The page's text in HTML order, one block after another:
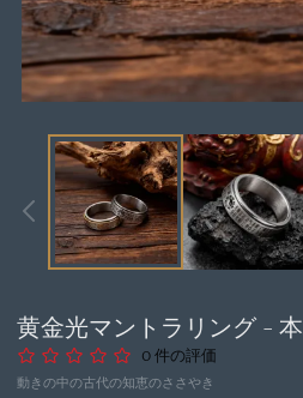
で
1
を
開
黄金光マントラリング -
0 件の評価
動きの中の古代の知恵のささやき